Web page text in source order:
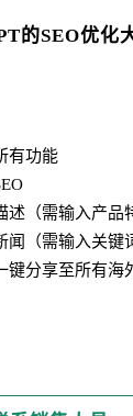
的SEO优化
有功能
述（需输入产品
闻（需输入关键
键分享至所有海